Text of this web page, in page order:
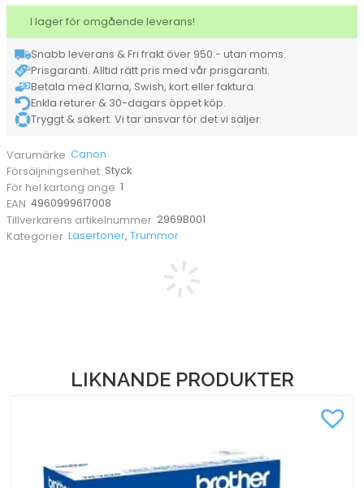
512
2969B001
mängd
I lager för omgående leverans!
Snabb leverans & Fri frakt över 950:- utan moms.
Prisgaranti. Alltid rätt pris med vår prisgaranti.
Betala med Klarna, Swish, kort eller faktura.
Enkla returer & 30-dagars öppet köp.
Tryggt & säkert. Vi tar ansvar för det vi säljer.
Varumärke Canon
Försäljningsenhet Styck
För hel kartong ange 1
EAN 4960999617008
Tillverkarens artikelnummer 2969B001
Kategorier Lasertoner,Trummor
LIKNANDE PRODUKTER